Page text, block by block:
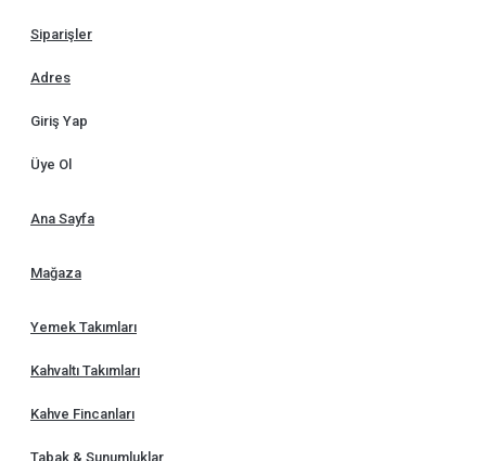
Siparişler
Adres
Giriş Yap
Üye Ol
Ana Sayfa
Mağaza
Yemek Takımları
Kahvaltı Takımları
Kahve Fincanları
Tabak & Sunumluklar